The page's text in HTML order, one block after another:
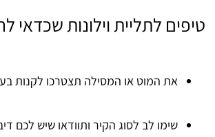
טיפים לתליית וילונות שכדאי
את המוט או המסילה תצטרכו לקנות
שימו לב לסוג הקיר ותוודאו שיש לכם